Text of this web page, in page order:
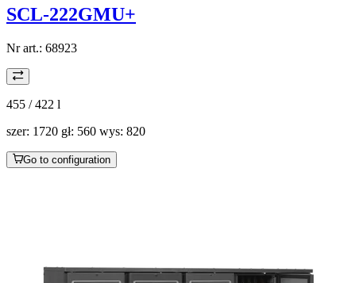
SCL-222GMU+
Nr art.: 68923
455 / 422 l
szer: 1720 gł: 560 wys: 820
Go to configuration